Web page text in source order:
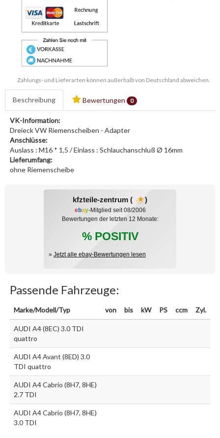
Zahlungs- und Lieferarten können außerhalb von Deutschland abweichen.
Beschreibung Bewertungen 0
VK-Information:
Dreieck VW Riemenscheiben - Adapter
Anschlüsse:
Auslass : M16 * 1,5 / Einlass : Schlauchanschluß Ø 16mm
Lieferumfang:
ohne Riemenscheibe
kfzteile-zentrum ( )
ebay-Mitglied seit 08/2006
Bewertungen der letzten 12 Monate:
% POSITIV
» Jetzt alle ebay-Bewertungen lesen
Passende Fahrzeuge:
Marke/Modell/Typ von bis kW PS ccm Zyl.
AUDI A4 (8EC) 3.0 TDI
quattro
AUDI A4 Avant (8ED) 3.0
TDI quattro
AUDI A4 Cabrio (8H7, 8HE)
2.7 TDI
AUDI A4 Cabrio (8H7, 8HE)
3.0 TDI